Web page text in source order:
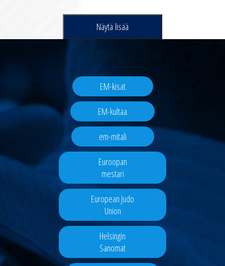
Näytä lisää
EM-kisat
EM-kultaa
em-mitali
Euroopan
mestari
European Judo
Union
Helsingin
Sanomat